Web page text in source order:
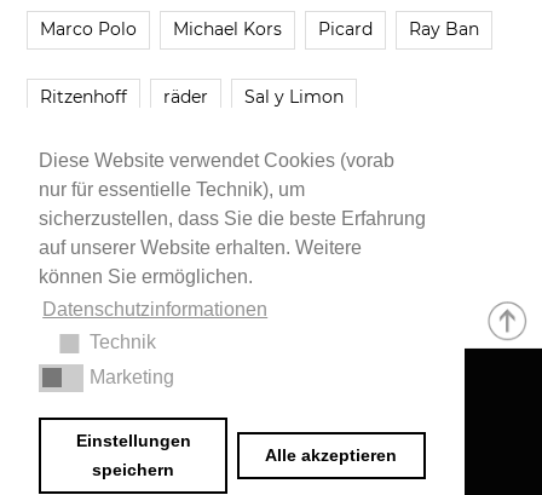
Diese Website verwendet Cookies (vorab
nur für essentielle Technik), um
sicherzustellen, dass Sie die beste Erfahrung
auf unserer Website erhalten. Weitere
können Sie ermöglichen.
Datenschutzinformationen
Technik
Marketing
Einstellungen
speichern
Alle akzeptieren
Marco Polo Michael Kors Picard Ray Ban
Ritzenhoff räder Sal y Limon
Smartbuyglasses smash! Steve Madden
Younique Zara
Impressum
© 2020 Dr. Sarah Schwab-Jung